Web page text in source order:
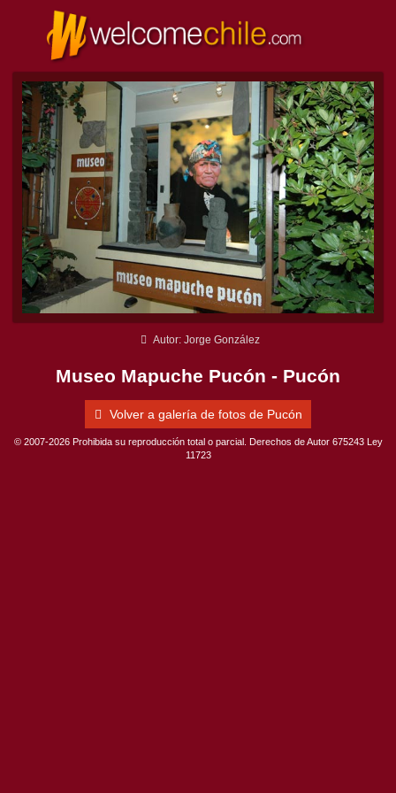
Autor: Jorge González
Museo Mapuche Pucón - Pucón
Volver a galería de fotos de Pucón
© 2007-2026 Prohibida su reproducción total o parcial. Derechos de Autor 675243 Ley
11723